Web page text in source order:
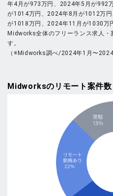
年4月が973万円、2024年5月が992
が1014万円、2024年8月が1012万
が1018万円、2024年11月が1030万
Midworks全体のフリーランス求人・
す。
（※Midworks調べ/2024年1月〜
Midworksのリモート案件数